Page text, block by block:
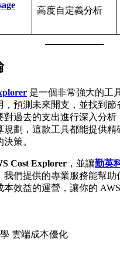
高度自定義分析
是一個非常強大的工
，預測未來開支，並找到節
對過去的支出進行深入分析
規劃，這款工具都能提供精
策。
Cost Explorer ，並讓勤英
我們提供的專業服務能幫助
本效益的運營，讓你的
雲端成本優化